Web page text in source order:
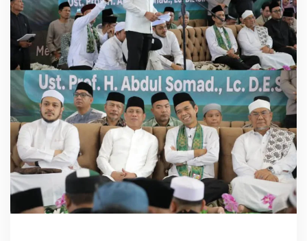
T
a
b
l
i
h
k
b
a
r
O
l
e
h
U